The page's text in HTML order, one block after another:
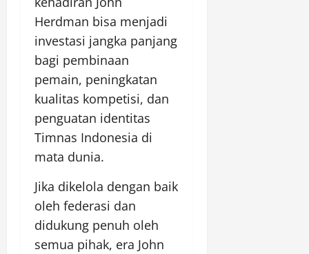
Herdman bisa menjadi
investasi jangka panjang
bagi pembinaan
pemain, peningkatan
kualitas kompetisi, dan
penguatan identitas
Timnas Indonesia di
mata dunia.
Jika dikelola dengan baik
oleh federasi dan
didukung penuh oleh
semua pihak, era John